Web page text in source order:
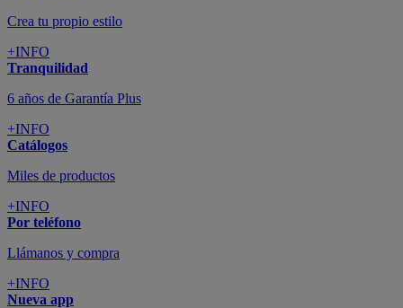
Crea tu propio estilo
+INFO
Tranquilidad
6 años de Garantía Plus
+INFO
Catálogos
Miles de productos
+INFO
Por teléfono
Llámanos y compra
+INFO
Nueva app